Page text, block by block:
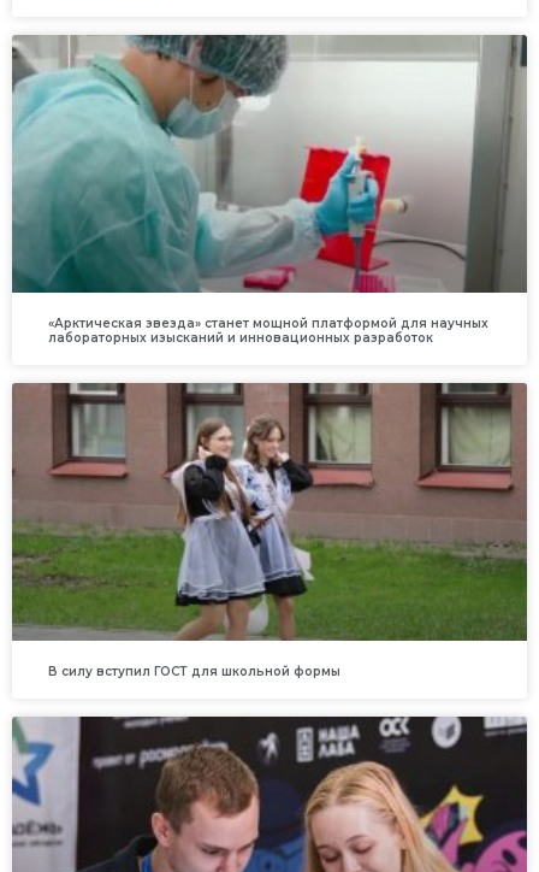
«Арктическая звезда» станет мощной платформой для научных
лабораторных изысканий и инновационных разработок
В силу вступил ГОСТ для школьной формы